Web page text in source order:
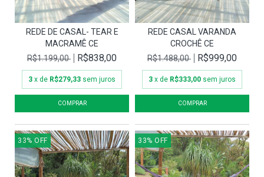
REDE DE CASAL- TEAR E
MACRAMÊ CE
R$1.199,00
R$838,00
3 x de R$279,33 sem juros
REDE CASAL VARANDA
CROCHÊ CE
R$1.488,00
R$999,00
3 x de R$333,00 sem juros
33% OFF 33% OFF